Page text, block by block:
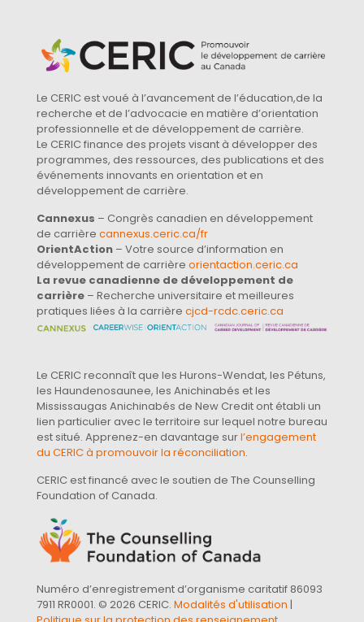
Le CERIC est voué à l’avancement de l’éducation,de la
recherche et de l’advocacie en matière d’orientation
professionnelle et de développement de carrière.
Le CERIC finance des projets visant à développer des
programmes, des ressources, des publications et des
événements innovants en orientation et en
développement de carrière.
Cannexus – Congrès canadien en développement
de carrière cannexus.ceric.ca/fr
OrientAction – Votre source d’information en
développement de carrière orientaction.ceric.ca
La revue canadienne de développement de
carrière – Recherche universitaire et meilleures
pratiques liées à la carrière cjcd-rcdc.ceric.ca
Le CERIC reconnaît que les Hurons-Wendat, les Pétuns,
les Haundenosaunee, les Anichinabés et les
Mississaugas Anichinabés de New Credit ont établi un
lien particulier avec le territoire sur lequel notre bureau
est situé. Apprenez-en davantage surl’engagement
du CERIC à promouvoir la réconciliation.
CERIC est financé avec le soutien de The Counselling
Foundation of Canada.
Numéro d’enregistrement d’organisme caritatif 86093
7911 RR0001. © 2026 CERIC. Modalités d'utilisation |